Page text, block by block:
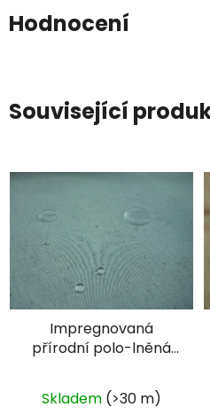
Hodnocení
Související
Impregnovaná
přírodní polo-lněná
Skladem (>30 m)